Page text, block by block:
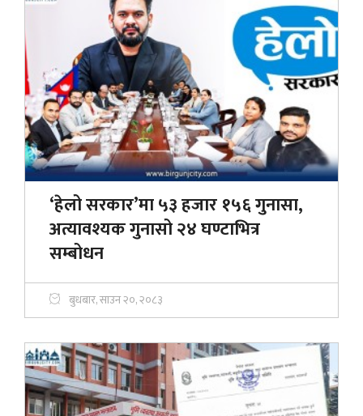
‘हेलो सरकार’मा ५३ हजार १५६ गुनासा,
अत्यावश्यक गुनासो २४ घण्टाभित्र
सम्बोधन
बुधबार, साउन २०, २०८३